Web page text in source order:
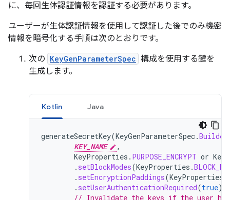
に、毎回生体認証情報を認証する必要があります。
ユーザーが生体認証情報を使用して認証した後でのみ機密
情報を暗号化する手順は次のとおりです。
次の KeyGenParameterSpec 構成を使用する鍵を
生成します。
Kotlin Java
generateSecretKey(KeyGenParameterSpec.Builder
KEY_NAME
,
KeyProperties . PURPOSE_ENCRYPT or
. setBlockModes(KeyProperties .
. setEncryptionPaddings(KeyProperties
. setUserAuthenticationRequired(true)
// Invalidate the keys if the user